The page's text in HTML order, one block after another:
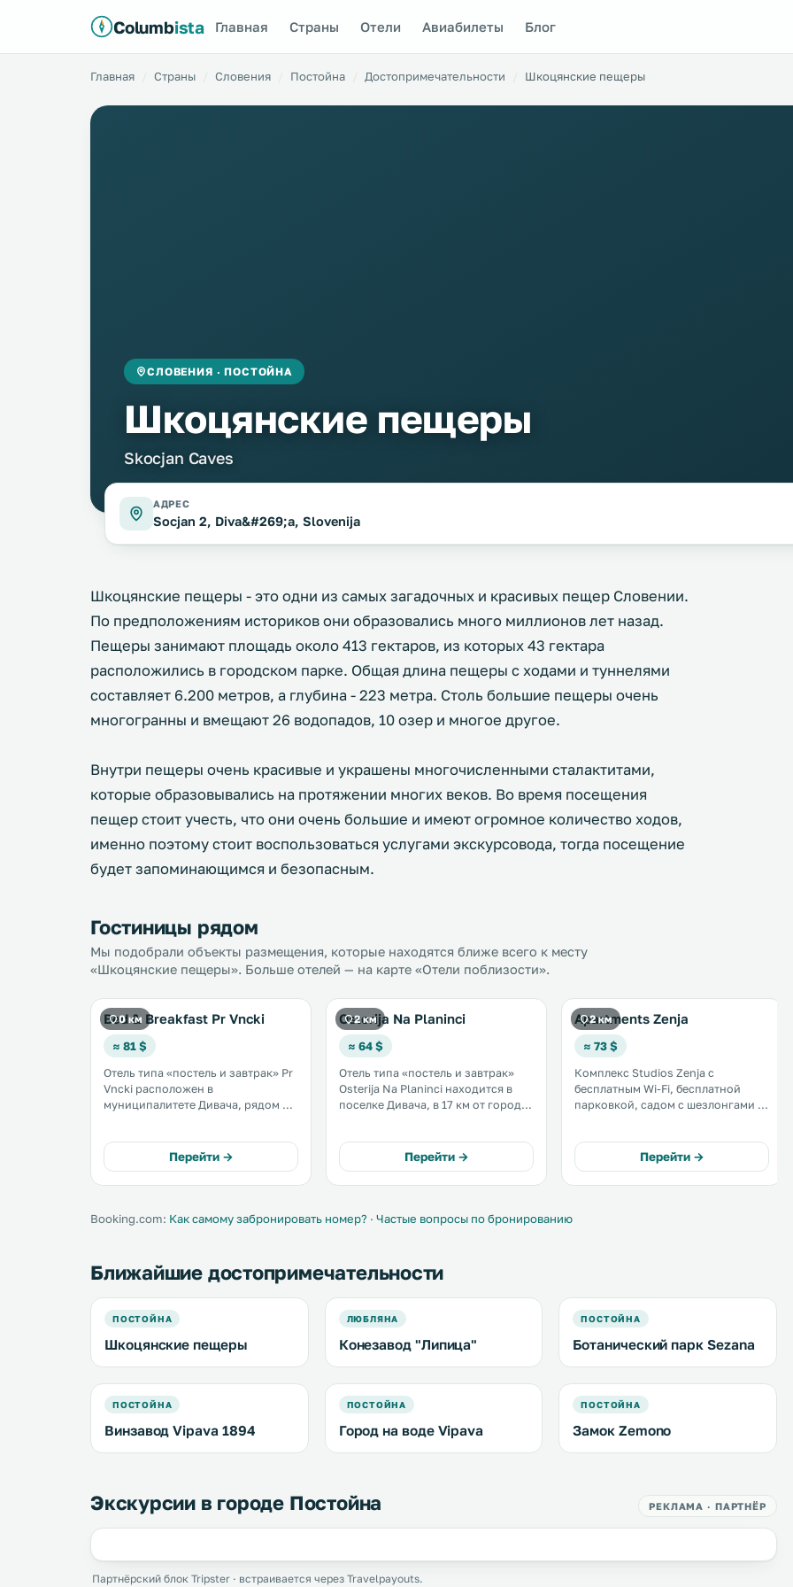
Columbista Главная Страны Отели Авиабилеты Блог
Главная Страны Словения Постойна Достопримечательности Шкоцянские пещеры
СЛОВЕНИЯ · ПОСТОЙНА
Шкоцянские пещеры
Skocjan Caves
АДРЕС
Socjan 2, Diva&#269;a, Slovenija
Шкоцянские пещеры‎ - это одни из самых загадочных и красивых пещер Словении.
По предположениям историков они образовались много миллионов лет назад.
Пещеры занимают площадь около 413 гектаров, из которых 43 гектара
расположились в городском парке. Общая длина пещеры с ходами и туннелями
составляет 6.200 метров, а глубина - 223 метра. Столь большие пещеры очень
многогранны и вмещают 26 водопадов, 10 озер и многое другое.
Внутри пещеры очень красивые и украшены многочисленными сталактитами,
которые образовывались на протяжении многих веков. Во время посещения
пещер стоит учесть, что они очень большие и имеют огромное количество ходов,
именно поэтому стоит воспользоваться услугами экскурсовода, тогда посещение
будет запоминающимся и безопасным.
Гостиницы рядом
Мы подобрали объекты размещения, которые находятся ближе всего к месту
«Шкоцянские пещеры». Больше отелей — на карте «Отели поблизости».
0 км
Bed & Breakfast Pr Vncki
≈ 81 $
Отель типа «постель и завтрак» Pr
Vncki расположен в
муниципалитете Дивача, рядом с
ресторан и местный исторический
музей. .
Перейти →
2 км
Osterija Na Planinci
≈ 64 $
Отель типа «постель и завтрак»
Osterija Na Planinci находится в
поселке Дивача, в 17 км от города
бесплатный Wi-Fi и бар на
территории. .
Перейти →
2 км
Apartments Zenja
≈ 73 $
Комплекс Studios Zenja с
бесплатным Wi-Fi, бесплатной
парковкой, садом с шезлонгами и
км от центральной части деревни
Дивача. Номера-студио с
кондиционерами оформлены в
Перейти →
Booking.com: Как самому забронировать номер? · Частые вопросы по бронированию
Ближайшие достопримечательности
ПОСТОЙНА
Шкоцянские пещеры
ЛЮБЛЯНА
Конезавод "Липица"
ПОСТОЙНА
Ботанический парк Sezana
ПОСТОЙНА
Винзавод Vipava 1894
ПОСТОЙНА
Город на воде Vipava
ПОСТОЙНА
Замок Zemono
Экскурсии в городе Постойна РЕКЛАМА · ПАРТНЁР
Партнёрский блок Tripster · встраивается через Travelpayouts.